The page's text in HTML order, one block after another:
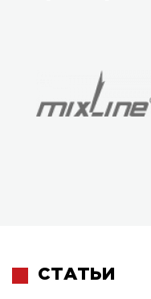
СТАТЬИ